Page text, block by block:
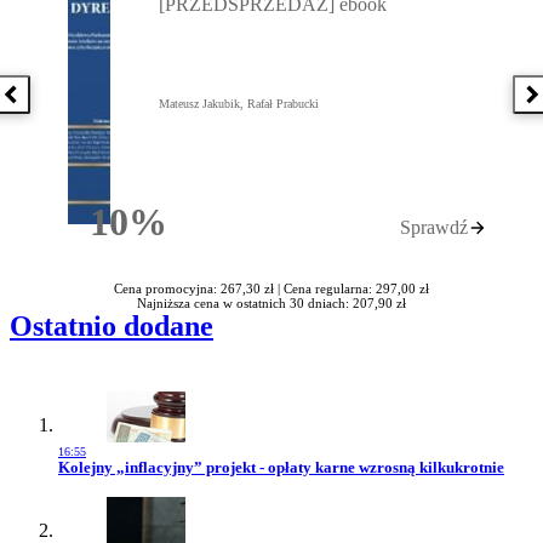
Poprzednia książka
10%Rabatu
[PRZEDSPRZEDAŻ] ebook
Mateusz Jakubik, Rafał Prabucki
Sprawdź
Cena promocyjna: 267,30 zł | Cena regularna: 297,00 zł
Najniższa cena w ostatnich 30 dniach: 207,90 zł
Ostatnio dodane
16:55
Przejdź do artykułu:
Kolejny „inflacyjny” projekt - opłaty karne wzrosną kilkukrotnie